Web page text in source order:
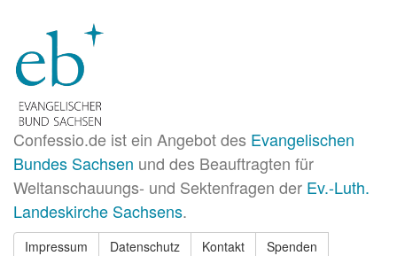
Confessio.de ist ein Angebot des Evangelischen
Bundes Sachsen und des Beauftragten für
Weltanschauungs- und Sektenfragen der Ev.-Luth.
Landeskirche Sachsens.
Impressum Datenschutz Kontakt Spenden